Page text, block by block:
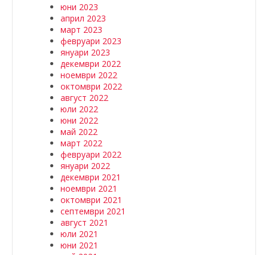
юни 2023
април 2023
март 2023
февруари 2023
януари 2023
декември 2022
ноември 2022
октомври 2022
август 2022
юли 2022
юни 2022
май 2022
март 2022
февруари 2022
януари 2022
декември 2021
ноември 2021
октомври 2021
септември 2021
август 2021
юли 2021
юни 2021